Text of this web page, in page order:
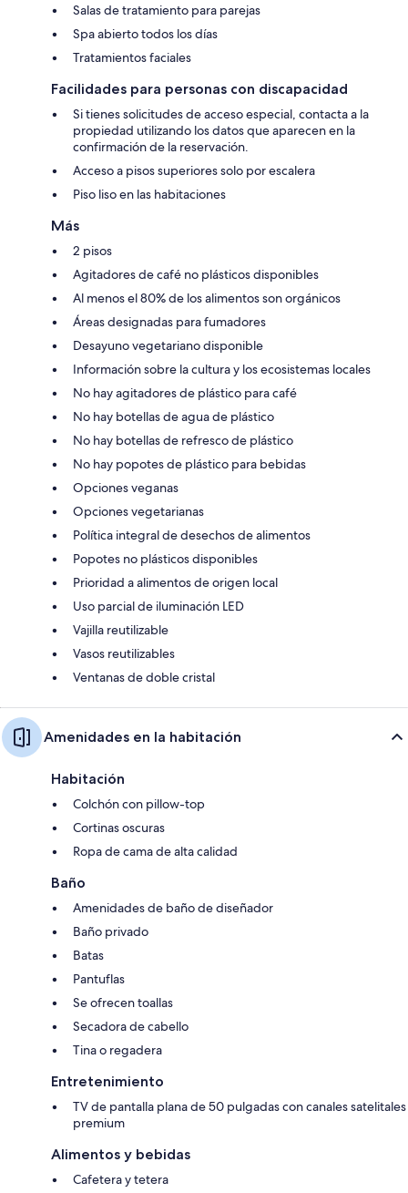
Salas de tratamiento para parejas
Spa abierto todos los días
Tratamientos faciales
Facilidades para personas con discapacidad
Si tienes solicitudes de acceso especial, contacta a la
propiedad utilizando los datos que aparecen en la
confirmación de la reservación.
Acceso a pisos superiores solo por escalera
Piso liso en las habitaciones
Más
2 pisos
Agitadores de café no plásticos disponibles
Al menos el 80% de los alimentos son orgánicos
Áreas designadas para fumadores
Desayuno vegetariano disponible
Información sobre la cultura y los ecosistemas locales
No hay agitadores de plástico para café
No hay botellas de agua de plástico
No hay botellas de refresco de plástico
No hay popotes de plástico para bebidas
Opciones veganas
Opciones vegetarianas
Política integral de desechos de alimentos
Popotes no plásticos disponibles
Prioridad a alimentos de origen local
Uso parcial de iluminación LED
Vajilla reutilizable
Vasos reutilizables
Ventanas de doble cristal
Amenidades en la habitación
Habitación
Colchón con pillow-top
Cortinas oscuras
Ropa de cama de alta calidad
Baño
Amenidades de baño de diseñador
Baño privado
Batas
Pantuflas
Se ofrecen toallas
Secadora de cabello
Tina o regadera
Entretenimiento
TV de pantalla plana de 50 pulgadas con canales satelitales
premium
Alimentos y bebidas
Cafetera y tetera